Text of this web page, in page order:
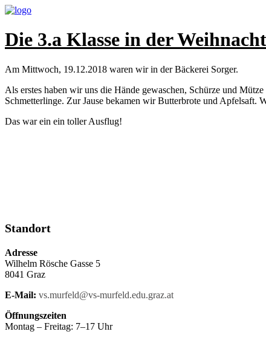
Die 3.a Klasse in der
Am Mittwoch, 19.12.2018 waren wir in der Bäckerei Sorger.
Als erstes haben wir uns die Hände gewaschen, Schürze und
Schmetterlinge. Zur Jause bekamen wir Butterbrote und Apfelsaft.
Das war ein ein toller Ausflug!
Standort
Adresse
Wilhelm Rösche Gasse 5
8041 Graz
E-Mail: vs.murfeld@vs-murfeld.edu.graz.at
Öffnungszeiten
Montag – Freitag: 7–17 Uhr